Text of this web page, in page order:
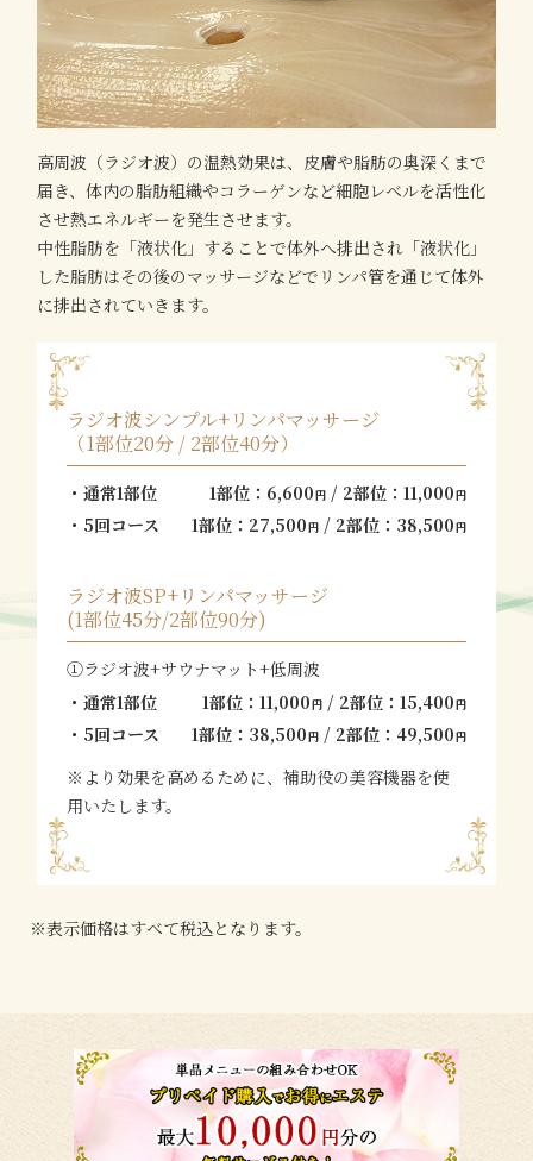
高周波（ラジオ波）の温熱効果は、皮膚や脂肪の奥深くまで
届き、体内の脂肪組織やコラーゲンなど細胞レベルを活性化
させ熱エネルギーを発生させます。
中性脂肪を「液状化」することで体外へ排出され「液状化」
した脂肪はその後のマッサージなどでリンパ管を通じて体外
に排出されていきます。
ラジオ波シンプル+リンパマッサージ
（1部位20分 / 2部位40分）
通常1部位 1部位：6,600円/ 2部位：11,000円
5回コース 1部位：27,500円/ 2部位：38,500円
ラジオ波SP+リンパマッサージ
(1部位45分/2部位90分)
①ラジオ波+サウナマット+低周波
通常1部位
1部位：11,000円/ 2部位：15,400円
5回コース 1部位：38,500円/ 2部位：49,500円
※より効果を高めるために、補助役の美容機器を使
用いたします。
※表示価格はすべて税込となります。